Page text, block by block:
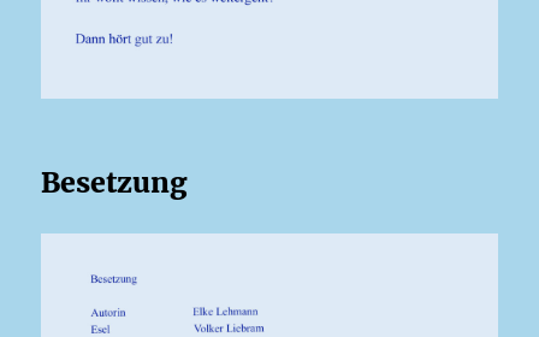
Besetzung